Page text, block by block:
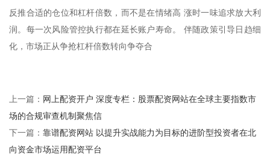
反推合适的仓位和杠杆倍数，而不是在情绪高 涨时一味追求放大利
润。每一次风险管控执行都在延长账户寿命。 伴随政策引导日趋细
化，市场正从争抢杠杆倍数转向争夺合
上一篇： 网上配资开户 深度专栏：股票配资网站在全球主要指数市
场的合规审查机制聚焦信
下一篇： 靠谱配资网站 以提升实战能力为目标的进阶型投资者在北
向资金市场运用配资平台